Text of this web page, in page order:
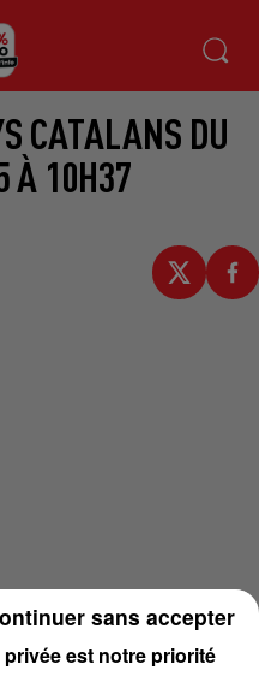
CATALANS DU
À 10H37
est notre priorité
sans accepter